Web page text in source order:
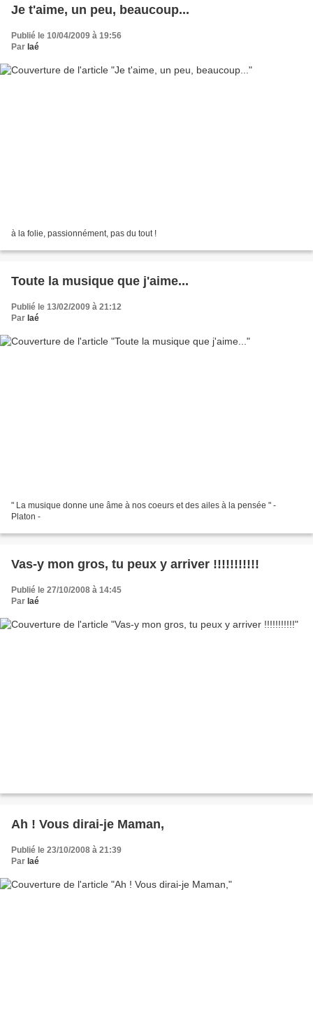
Je t'aime, un peu, beaucoup...
Publié le 10/04/2009 à 19:56
Par laé
à la folie, passionnément, pas du tout !
Toute la musique que j'aime...
Publié le 13/02/2009 à 21:12
Par laé
" La musique donne une âme à nos coeurs et des ailes à la pensée " -
Platon -
Vas-y mon gros, tu peux y arriver !!!!!!!!!!!
Publié le 27/10/2008 à 14:45
Par laé
Ah ! Vous dirai-je Maman,
Publié le 23/10/2008 à 21:39
Par laé